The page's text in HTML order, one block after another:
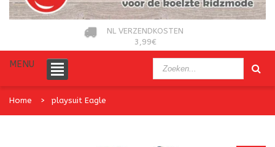
NL VERZENDKOSTEN
3,99€
MENU
Home playsuit Eagle